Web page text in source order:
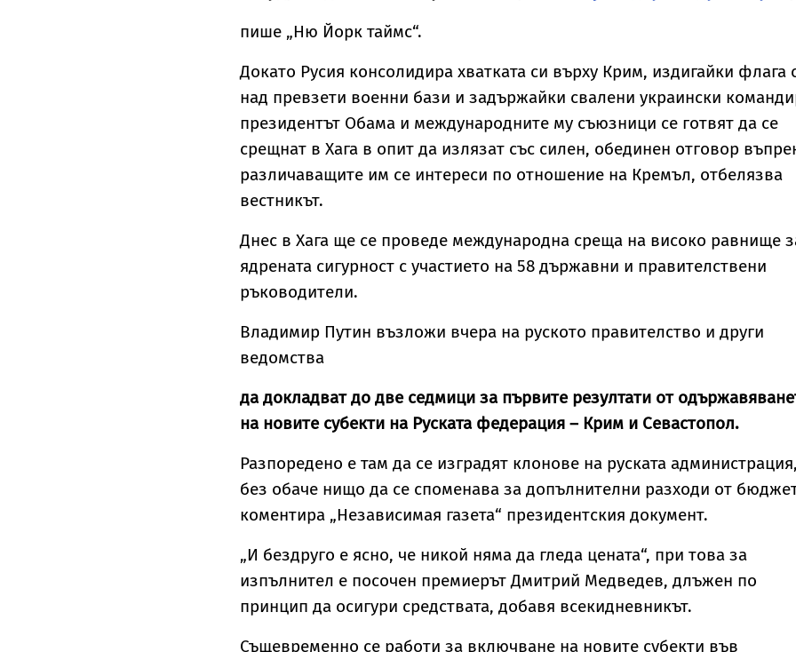
пише „Ню Йорк таймс“.
Докато Русия консолидира хватката си върху Крим, издигайки флага
над превзети военни бази и задържайки свалени украински
президентът Обама и международните му съюзници се готвят да се
срещнат в Хага в опит да излязат със силен, обединен отговор
различаващите им се интереси по отношение на Кремъл, отбелязва
вестникът.
Днес в Хага ще се проведе международна среща на високо равнище
ядрената сигурност с участието на 58 държавни и правителствени
ръководители.
Владимир Путин възложи вчера на руското правителство и други
ведомства
да докладват до две седмици за първите резултати от
на новите субекти на Руската федерация – Крим и Севастопол.
Разпоредено е там да се изградят клонове на руската
без обаче нищо да се споменава за допълнителни разходи от
коментира „Независимая газета“ президентския документ.
„И бездруго е ясно, че никой няма да гледа цената“, при това за
изпълнител е посочен премиерът Дмитрий Медведев, длъжен по
принцип да осигури средствата, добавя всекидневникът.
Същевременно се работи за включване на новите субекти във